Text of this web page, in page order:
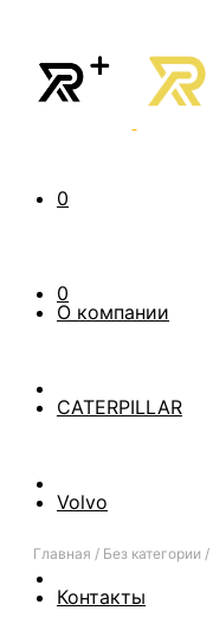
0
0
О компании
CATERPILLAR
Volvo
Контакты
Главная / Без категории /